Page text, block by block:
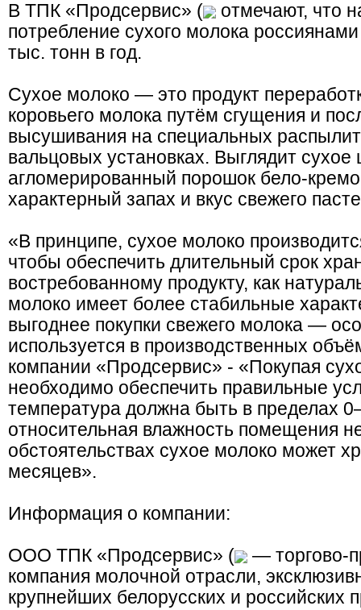
В ТПК «Продсервис» (
отмечают, что
потребление сухого молока
тыс. тонн в год.
Сухое молоко — это продукт
коровьего молока путём сгущения и
высушивания на специальных
вальцовых установках. Выглядит сухое
агломерированный порошок бело-
характерный запах и вкус свежего
«В принципе, сухое молоко
чтобы обеспечить длительный срок
востребованному продукту, как
молоко имеет более стабильные
выгоднее покупки свежего молока —
используется в производственных
компании «Продсервис» - «Покупая
необходимо обеспечить правильные
температура должна быть в пределах
относительная влажность помещения
обстоятельствах сухое молоко может
месяцев».
Информация о компании:
ООО ТПК «Продсервис» (
— торгово-
компания молочной отрасли,
крупнейших белорусских и российских